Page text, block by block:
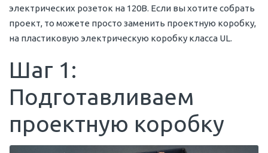
электрических розеток на 120В. Если вы хотите собрать
проект, то можете просто заменить проектную коробку,
на пластиковую электрическую коробку класса UL.
Шаг 1:
Подготавливаем
проектную коробку